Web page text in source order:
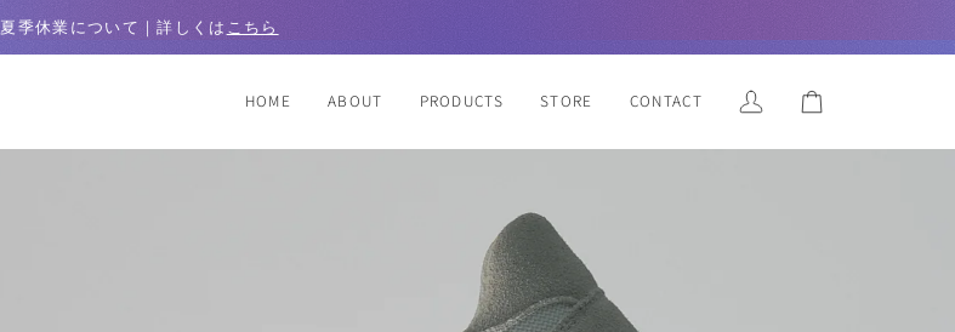
夏季休業について｜詳しくは こちら
HOME ABOUT PRODUCTS STORE CONTACT
マ
カ